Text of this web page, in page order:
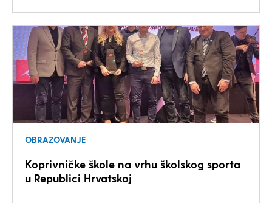
OBRAZOVANJE
Koprivničke škole na vrhu školskog sporta
u Republici Hrvatskoj